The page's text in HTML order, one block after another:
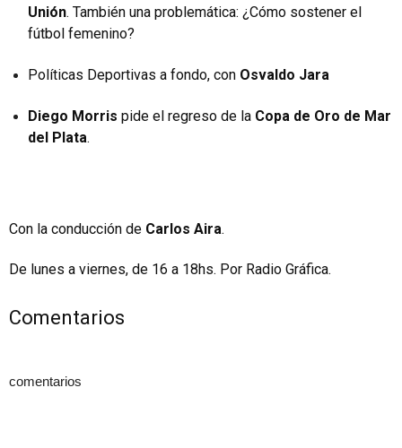
Unión. También una problemática: ¿Cómo sostener el
fútbol femenino?
Políticas Deportivas a fondo, con Osvaldo Jara
Diego Morris pide el regreso de la Copa de Oro de Mar
del Plata.
Con la conducción de Carlos Aira.
De lunes a viernes, de 16 a 18hs. Por Radio Gráfica.
Comentarios
comentarios